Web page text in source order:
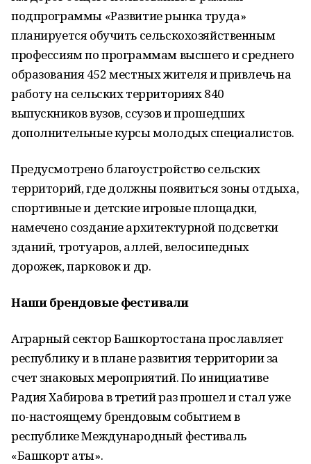
подпрограммы «Развитие рынка труда»
планируется обучить сельскохозяйственным
профессиям по программам высшего и среднего
образования 452 местных жителя и привлечь на
работу на сельских территориях 840
выпускников вузов, ссузов и прошедших
дополнительные курсы молодых специалистов.
Предусмотрено благоустройство сельских
территорий, где должны появиться зоны отдыха,
спортивные и детские игровые площадки,
намечено создание архитектурной подсветки
зданий, тротуаров, аллей, велосипедных
дорожек, парковок и др.
Наши брендовые фестивали
Аграрный сектор Башкортостана прославляет
республику и в плане развития территории за
счет знаковых мероприятий. По инициативе
Радия Хабирова в третий раз прошел и стал уже
по-настоящему брендовым событием в
республике Международный фестиваль
«Башкорт аты».